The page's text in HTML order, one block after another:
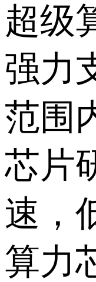
超级
强力
范围
芯片
速，
算力